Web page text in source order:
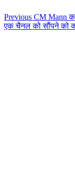
Previous CM Mann
एक चैनल को सौंपने को